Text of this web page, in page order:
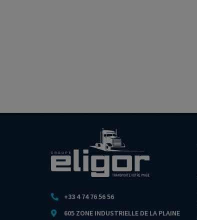
+33 4 74 76 56 56
605 ZONE INDUSTRIELLE DE LA PLAINE